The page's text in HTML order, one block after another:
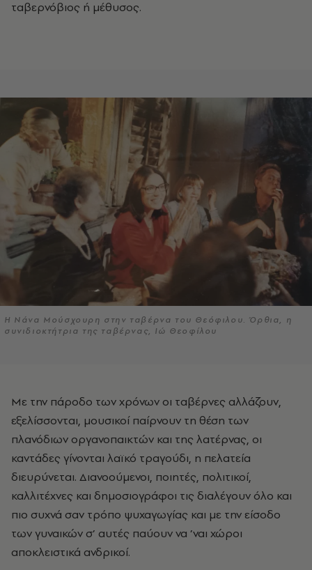
ταβερνόβιος ή μέθυσος.
Η Νάνα Μούσχουρη στην ταβέρνα του Θεόφιλου. Όρθια, η
συνιδιοκτήτρια της ταβέρνας, Ιώ Θεοφίλου
Με την πάροδο των χρόνων οι ταβέρνες αλλάζουν,
εξελίσσονται, μουσικοί παίρνουν τη θέση των
πλανόδιων οργανοπαικτών και της λατέρνας, οι
καντάδες γίνονται λαϊκό τραγούδι, η πελατεία
διευρύνεται. Διανοούμενοι, ποιητές, πολιτικοί,
καλλιτέχνες και δημοσιογράφοι τις διαλέγουν όλο και
πιο συχνά σαν τρόπο ψυχαγωγίας και με την είσοδο
των γυναικών σ’ αυτές παύουν να ’ναι χώροι
αποκλειστικά ανδρικοί.